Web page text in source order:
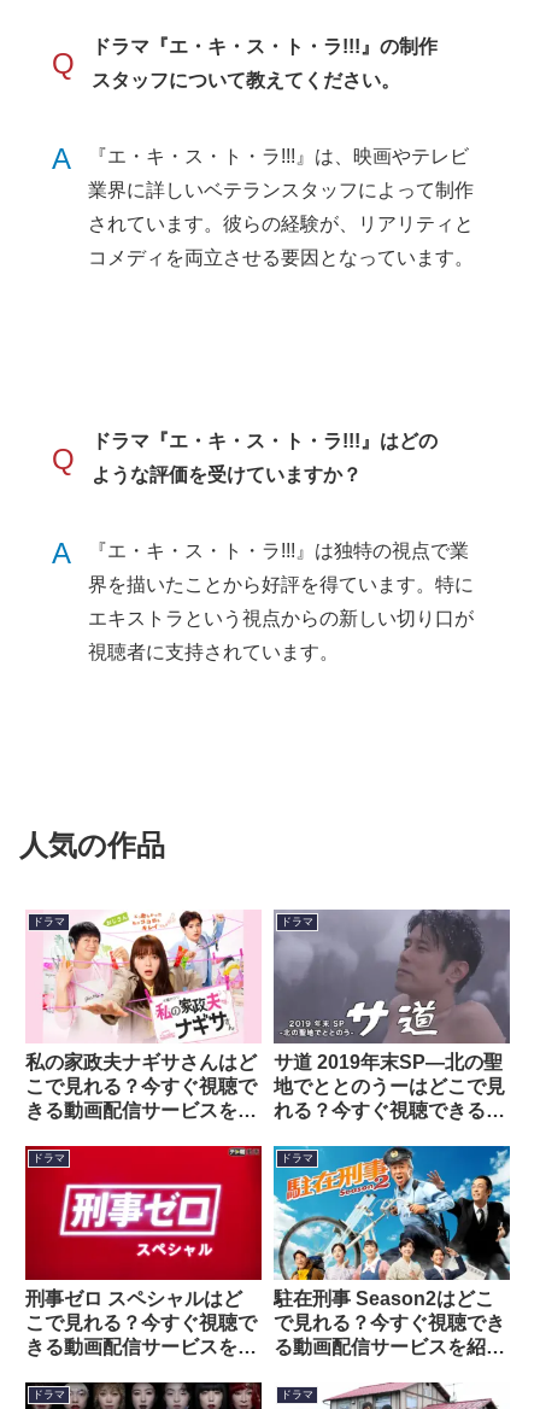
Q
ドラマ『エ・キ・ス・ト・ラ!!!』の制作
スタッフについて教えてください。
A
『エ・キ・ス・ト・ラ!!!』は、映画やテレビ
業界に詳しいベテランスタッフによって制作
されています。彼らの経験が、リアリティと
コメディを両立させる要因となっています。
Q
ドラマ『エ・キ・ス・ト・ラ!!!』はどの
ような評価を受けていますか？
A
『エ・キ・ス・ト・ラ!!!』は独特の視点で業
界を描いたことから好評を得ています。特に
エキストラという視点からの新しい切り口が
視聴者に支持されています。
人気の作品
ドラマ
私の家政夫ナギサさんはど
こで見れる？今すぐ視聴で
きる動画配信サービスを紹
ドラマ
サ道 2019年末SP―北の聖
地でととのうーはどこで見
れる？今すぐ視聴できる動
ドラマ
刑事ゼロ スペシャルはど
こで見れる？今すぐ視聴で
きる動画配信サービスを紹
ドラマ
駐在刑事 Season2はどこ
で見れる？今すぐ視聴でき
る動画配信サービスを紹
ドラマ ドラマ